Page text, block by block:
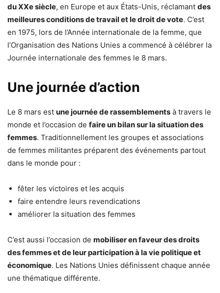
du XXe siècle, en Europe et aux États-Unis, réclamant des
meilleures conditions de travail et le droit de vote. C’est
en 1975, lors de l’Année internationale de la femme, que
l’Organisation des Nations Unies a commencé à célébrer la
Journée internationale des femmes le 8 mars.
Une journée d’action
Le 8 mars est une journée de rassemblements à travers le
monde et l’occasion de faire un bilan sur la situation des
femmes. Traditionnellement les groupes et associations
de femmes militantes préparent des événements partout
dans le monde pour :
fêter les victoires et les acquis
faire entendre leurs revendications
améliorer la situation des femmes
C’est aussi l’occasion de mobiliser en faveur des droits
des femmes et de leur participation à la vie politique et
économique. Les Nations Unies définissent chaque année
une thématique différente.